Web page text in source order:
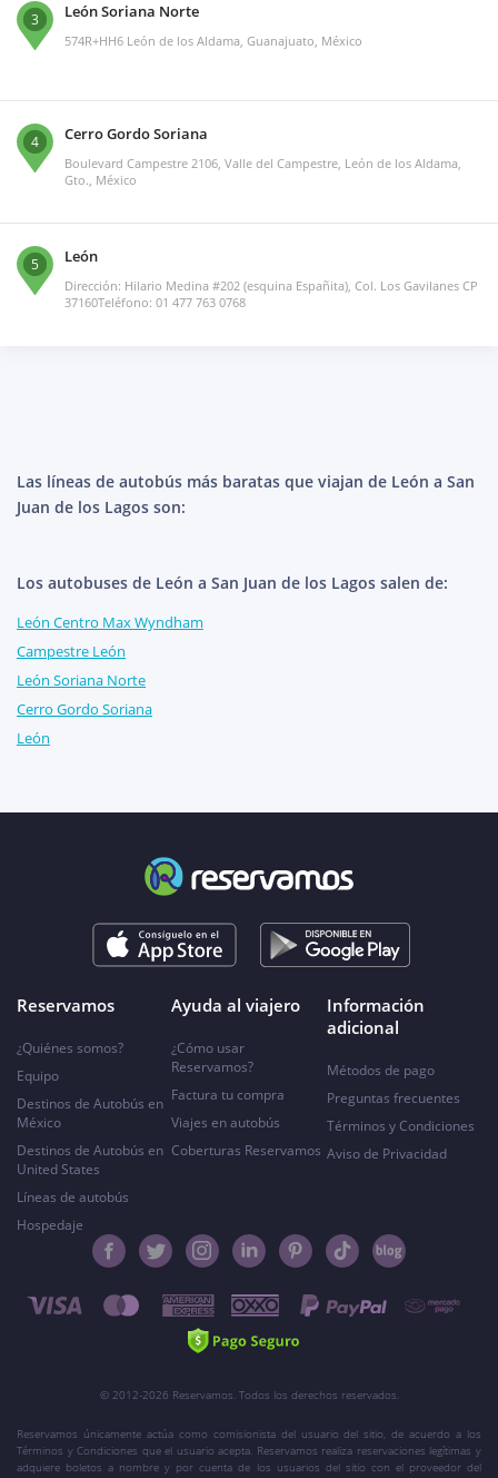
3 León Soriana Norte
574R+HH6 León de los Aldama, Guanajuato, México
4 Cerro Gordo Soriana
Boulevard Campestre 2106, Valle del Campestre, León de los Aldama,
Gto., México
5 León
Dirección: Hilario Medina #202 (esquina Españita), Col. Los Gavilanes CP
37160Teléfono: 01 477 763 0768
Las líneas de autobús más baratas que viajan de León a San
Juan de los Lagos son:
Los autobuses de León a San Juan de los Lagos salen de:
León Centro Max Wyndham
Campestre León
León Soriana Norte
Cerro Gordo Soriana
León
Reservamos
¿Quiénes somos?
Equipo
Destinos de Autobús en
México
Destinos de Autobús en
United States
Líneas de autobús
Hospedaje
Ayuda al viajero
¿Cómo usar
Reservamos?
Factura tu compra
Viajes en autobús
Coberturas Reservamos
Información
adicional
Métodos de pago
Preguntas frecuentes
Términos y Condiciones
Aviso de Privacidad
© 2012-2026 Reservamos. Todos los derechos reservados.
Reservamos únicamente actúa como comisionista del usuario del sitio, de acuerdo a los
Términos y Condiciones que el usuario acepta. Reservamos realiza reservaciones legítimas y
adquiere boletos a nombre y por cuenta de los usuarios del sitio con el proveedor del